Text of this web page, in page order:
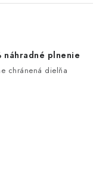
náhradné plnenie
chránená dielňa